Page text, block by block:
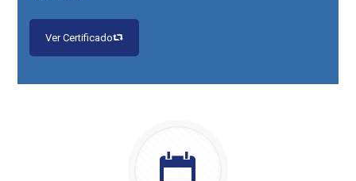
Ver Certificado